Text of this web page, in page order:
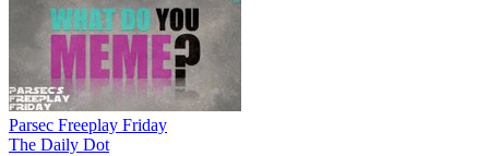
Parsec Freeplay Friday
The Daily Dot